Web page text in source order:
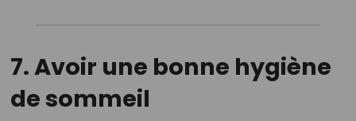
7. Avoir une bonne hygiène
de sommeil